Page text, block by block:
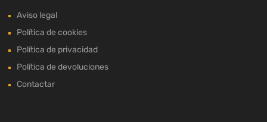
Aviso legal
Política de cookies
Política de privacidad
Política de devoluciones
Contactar